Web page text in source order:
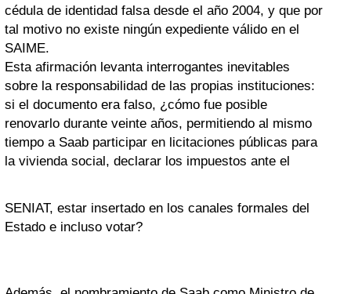
cédula de identidad falsa desde el año 2004, y que por
tal motivo no existe ningún expediente válido en el
SAIME.
Esta afirmación levanta interrogantes inevitables
sobre la responsabilidad de las propias instituciones:
si el documento era falso, ¿cómo fue posible
renovarlo durante veinte años, permitiendo al mismo
tiempo a Saab participar en licitaciones públicas para
la vivienda social, declarar los impuestos ante el
SENIAT, estar insertado en los canales formales del
Estado e incluso votar?